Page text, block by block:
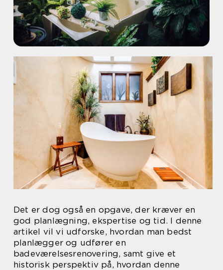
Det er dog også en opgave, der kræver en
god planlægning, ekspertise og tid. I denne
artikel vil vi udforske, hvordan man bedst
planlægger og udfører en
badeværelsesrenovering, samt give et
historisk perspektiv på, hvordan denne